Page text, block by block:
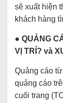
sẽ xuất hiện
khách hàng
● QUẢNG
VỊ TRÍ? và
Quảng cáo
quảng cáo
cuối trang